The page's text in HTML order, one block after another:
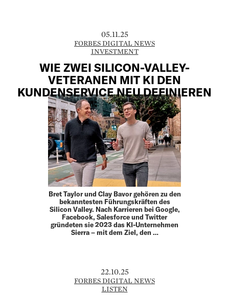
05.11.25
FORBES DIGITAL NEWS
INVESTMENT
WIE ZWEI SILICON-VALLEY-
VETERANEN MIT KI DEN
KUNDENSERVICE NEU DEFINIEREN
Bret Taylor und Clay Bavor gehören zu den
bekanntesten Führungskräften des
Silicon Valley. Nach Karrieren bei Google,
Facebook, Salesforce und Twitter
gründeten sie 2023 das KI-Unternehmen
Sierra – mit dem Ziel, den …
22.10.25
FORBES DIGITAL NEWS
LISTEN